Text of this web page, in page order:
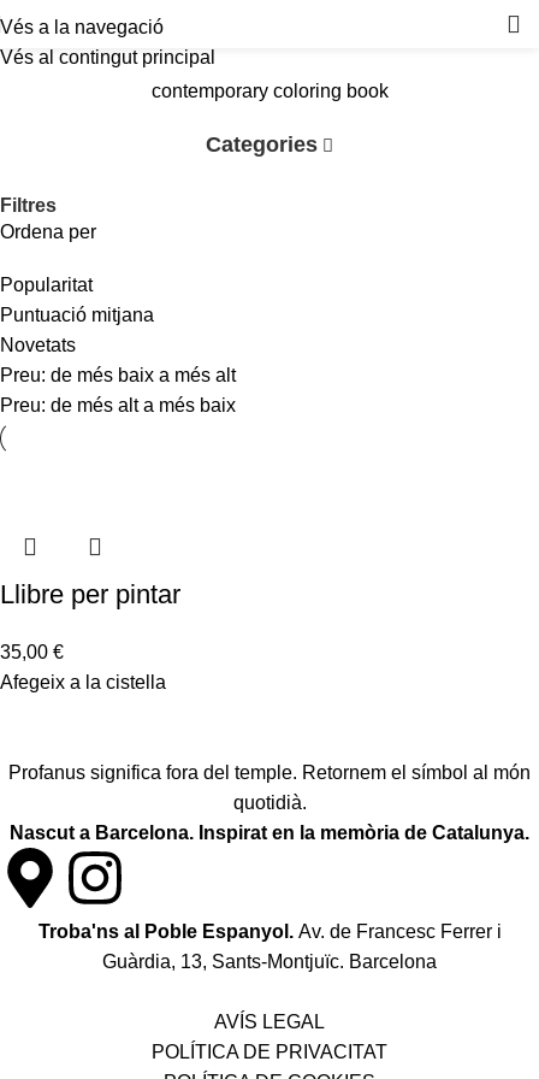
Vés a la navegació
Vés al contingut principal
contemporary coloring book
Categories
Filtres
Ordena per
Popularitat
Puntuació mitjana
Novetats
Preu: de més baix a més alt
Preu: de més alt a més baix
Llibre per pintar
35,00 €
Afegeix a la cistella
Profanus significa fora del temple. Retornem el símbol al món
quotidià.
Nascut a Barcelona. Inspirat en la memòria de Catalunya.
Troba'ns al Poble Espanyol. Av. de Francesc Ferrer i
Guàrdia, 13, Sants-Montjuïc. Barcelona
AVÍS LEGAL
POLÍTICA DE PRIVACITAT